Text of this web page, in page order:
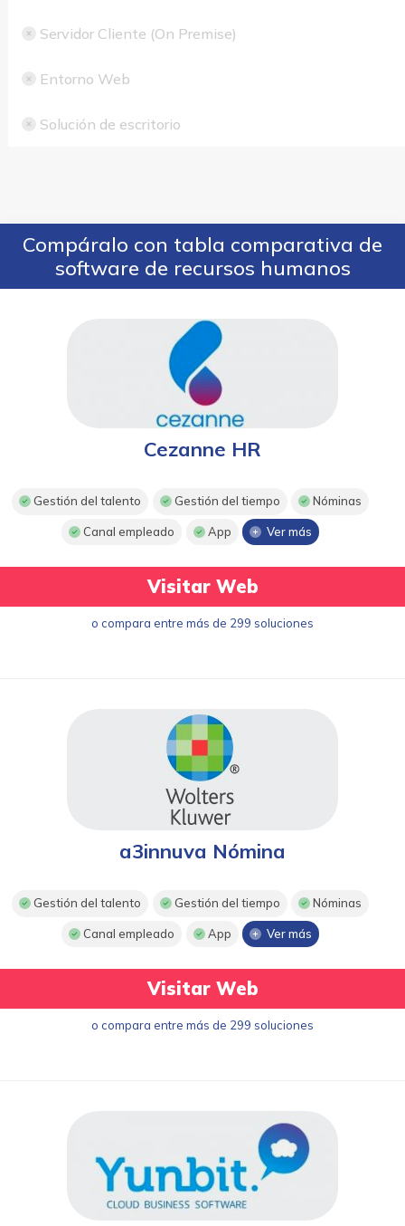
Servidor Cliente (On Premise)
Entorno Web
Solución de escritorio
Compáralo con tabla comparativa de
software de recursos humanos
Cezanne HR
Gestión del talento Gestión del tiempo Nóminas
Canal empleado App Ver más
Visitar Web
o compara entre más de 299 soluciones
a3innuva Nómina
Gestión del talento Gestión del tiempo Nóminas
Canal empleado App Ver más
Visitar Web
o compara entre más de 299 soluciones